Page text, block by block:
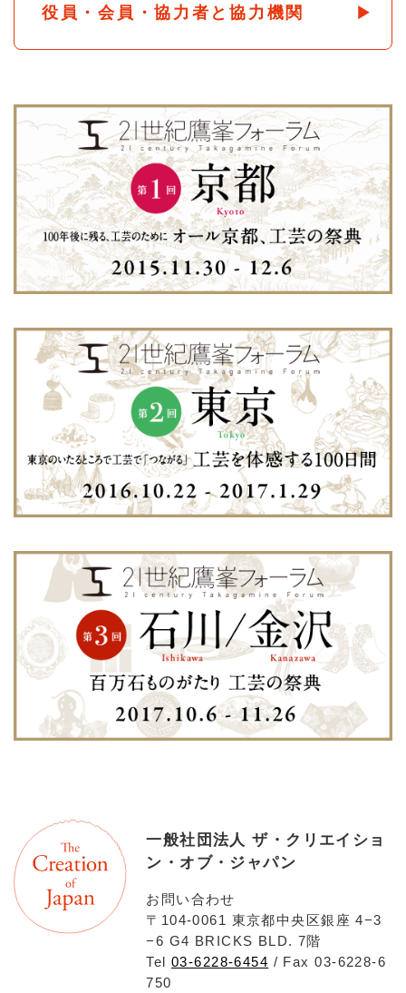
役員・会員・協力者と協力機関
一般社団法人 ザ・クリエイショ
ン・オブ・ジャパン
お問い合わせ
〒104-0061 東京都中央区銀座 4−3
−6 G4 BRICKS BLD. 7階
Tel03-6228-6454 / Fax 03-6228-6
750